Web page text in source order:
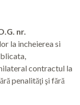
nr.
la incheierea si
contractul la
penalităţi şi fără